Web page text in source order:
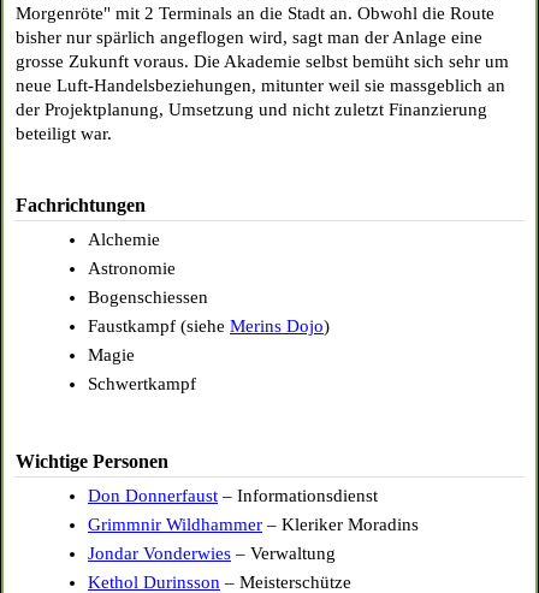
Morgenröte" mit 2 Terminals an die Stadt an. Obwohl die Route
bisher nur spärlich angeflogen wird, sagt man der Anlage eine
grosse Zukunft voraus. Die Akademie selbst bemüht sich sehr um
neue Luft-Handelsbeziehungen, mitunter weil sie massgeblich an
der Projektplanung, Umsetzung und nicht zuletzt Finanzierung
beteiligt war.
Fachrichtungen
Alchemie
Astronomie
Bogenschiessen
Faustkampf (siehe Merins Dojo)
Magie
Schwertkampf
Wichtige Personen
Don Donnerfaust – Informationsdienst
Grimmnir Wildhammer – Kleriker Moradins
Jondar Vonderwies – Verwaltung
Kethol Durinsson – Meisterschütze